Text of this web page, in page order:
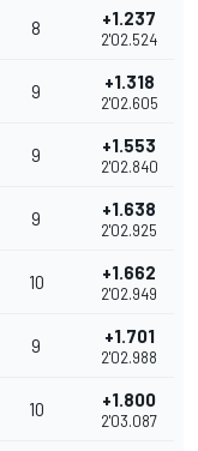
8 +1.237
2'02.524
9 +1.318
2'02.605
9 +1.553
2'02.840
9 +1.638
2'02.925
10 +1.662
2'02.949
9 +1.701
2'02.988
10 +1.800
2'03.087